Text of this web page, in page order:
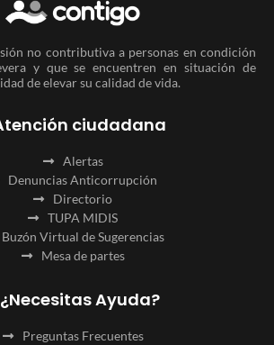
no contributiva a personas en condición
y que se encuentren en situación de
de elevar su calidad de vida.
ciudadana
Alertas
Denuncias Anticorrupción
Directorio
TUPA MIDIS
Buzón Virtual de Sugerencias
Mesa de partes
¿Necesitas Ayuda?
Preguntas Frecuentes